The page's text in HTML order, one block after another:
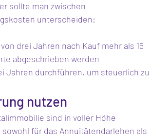
sollte man zwischen
unterscheiden:
drei Jahren nach Kauf mehr als 15
abgeschrieben werden
Jahren durchführen, um steuerlich zu
nutzen
sind in voller Höhe
für das Annuitätendarlehen als